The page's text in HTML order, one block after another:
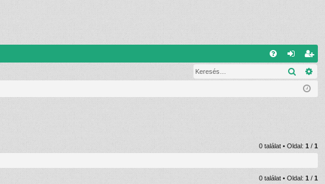
el eg
is
ió
0 találat • Oldal: 1 / 1
0 találat • Oldal: 1 / 1